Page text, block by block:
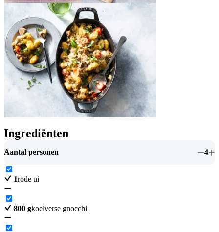
Ingrediënten
Aantal personen 4
1rode ui
800 gkoelverse gnocchi